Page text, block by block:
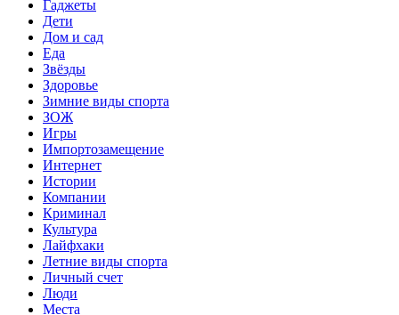
Гаджеты
Дети
Дом и сад
Еда
Звёзды
Здоровье
Зимние виды спорта
ЗОЖ
Игры
Импортозамещение
Интернет
Истории
Компании
Криминал
Культура
Лайфхаки
Летние виды спорта
Личный счет
Люди
Места